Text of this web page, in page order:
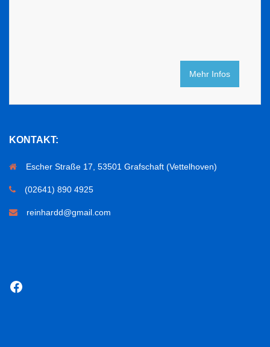
Mehr Infos
KONTAKT:
Escher Straße 17, 53501 Grafschaft (Vettelhoven)
(02641) 890 4925
reinhardd@gmail.com
Facebook